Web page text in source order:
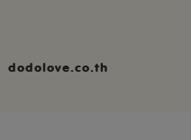
dodolove.co.th